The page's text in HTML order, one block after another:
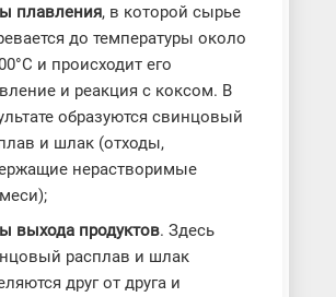
плавления, в которой сырье
до температуры около
и происходит его
и реакция с коксом. В
образуются свинцовый
и шлак (отходы,
нерастворимые
выхода продуктов. Здесь
расплав и шлак
друг от друга и